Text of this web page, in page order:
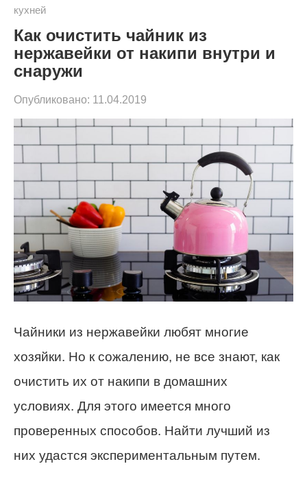
кухней
Как очистить чайник из
нержавейки от накипи внутри и
снаружи
Опубликовано: 11.04.2019
Чайники из нержавейки любят многие
хозяйки. Но к сожалению, не все знают, как
очистить их от накипи в домашних
условиях. Для этого имеется много
проверенных способов. Найти лучший из
них удастся экспериментальным путем.